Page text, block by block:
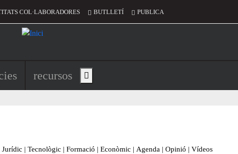
COL·LABORADORES BUTLLETÍ PUBLICA
principal de l'encapçalament
recursos Show main menu
Jurídic | Tecnològic | Formació | Econòmic | Agenda | Opinió | Vídeos